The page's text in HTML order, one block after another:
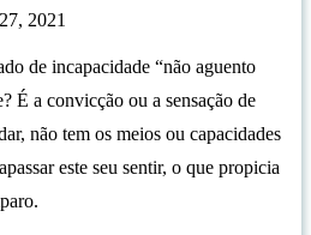
2021
de incapacidade “não aguento
É a convicção ou a sensação de
não tem os meios ou capacidades
este seu sentir, o que propicia